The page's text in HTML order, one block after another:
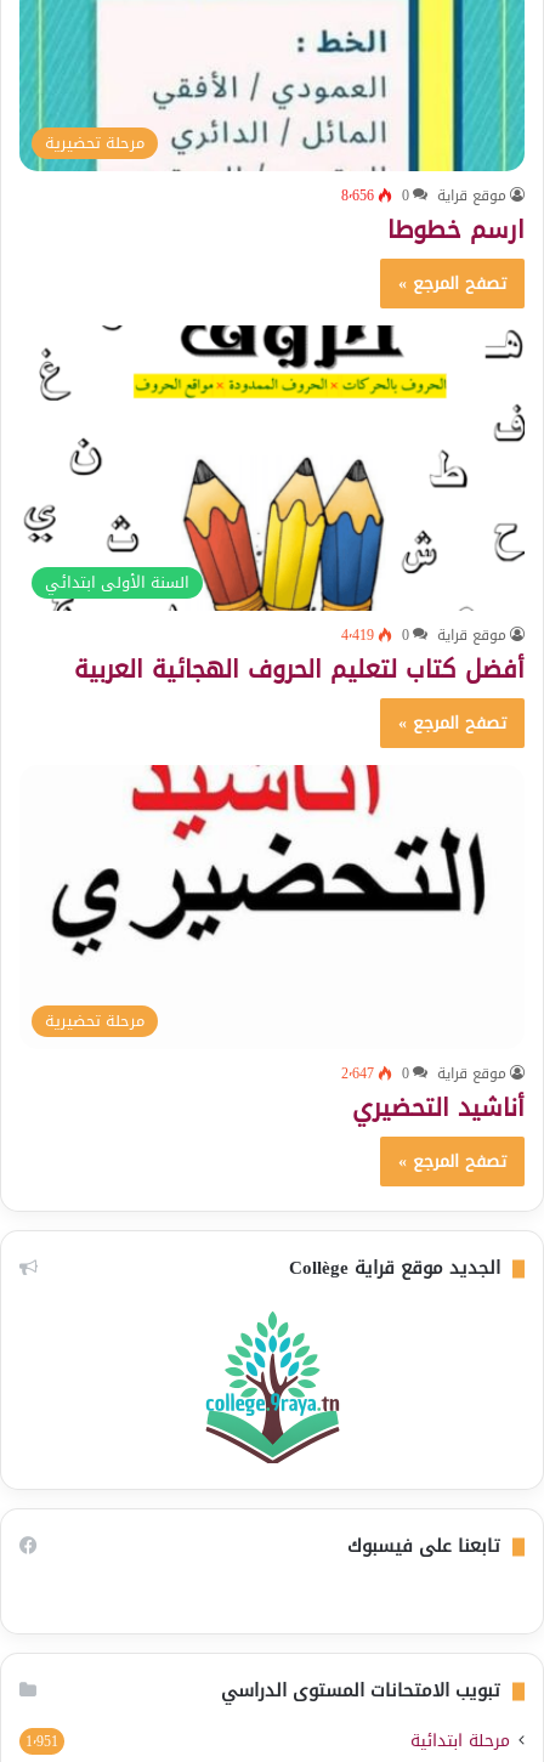
مرحلة تحضيرية
موقع قراية 0 8٬656
ارسم خطوطا
تصفح المرجع »
السنة الأولى ابتدائي
موقع قراية 0 4٬419
أفضل كتاب لتعليم الحروف الهجائية العربية
تصفح المرجع »
مرحلة تحضيرية
موقع قراية 0 2٬647
أناشيد التحضيري
تصفح المرجع »
الجديد موقع قراية Collège
تابعنا على فيسبوك
تبويب الامتحانات المستوى الدراسي
مرحلة ابتدائية 1٬951